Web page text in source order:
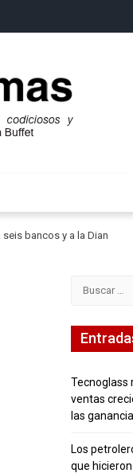
bancos y a la Dian
Tecnoglass
ventas
las
Los
que